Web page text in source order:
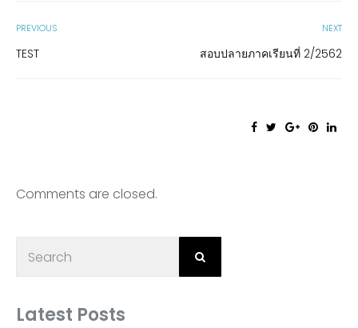
PREVIOUS
TEST
NEXT
สอบปลายภาคเรียนที่ 2/2562
Comments are closed.
Latest Posts